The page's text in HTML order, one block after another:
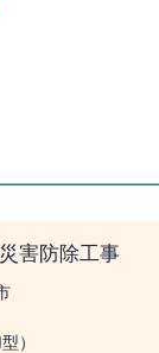
害防除工事
）